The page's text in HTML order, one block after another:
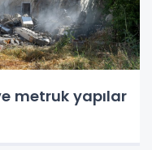
metruk yapılar